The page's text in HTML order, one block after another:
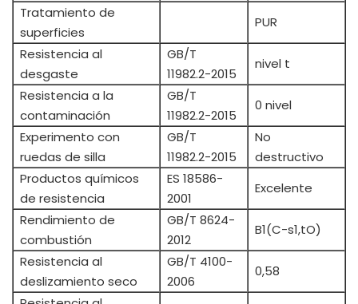
Tratamiento de
superficies
PUR
Resistencia al
desgaste
GB/T
11982.2-2015
nivel t
Resistencia a la
contaminación
GB/T
11982.2-2015
0 nivel
Experimento con
ruedas de silla
GB/T
11982.2-2015
No
destructivo
Productos químicos
de resistencia
ES 18586-
2001
Excelente
Rendimiento de
combustión
GB/T 8624-
2012
B1(C-s1,tO)
Resistencia al
deslizamiento seco
GB/T 4100-
2006
0,58